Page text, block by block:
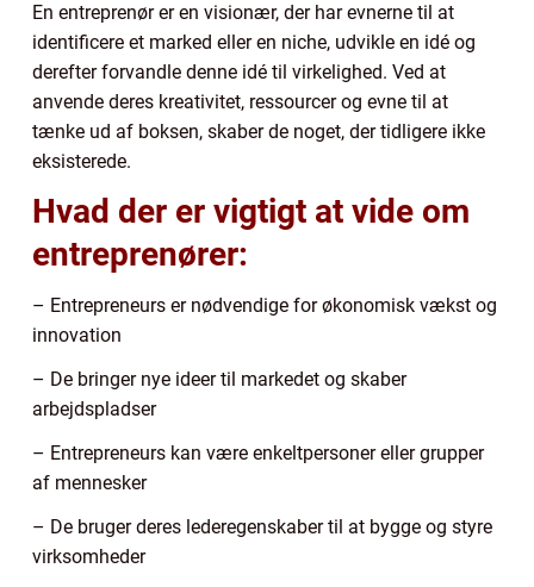
En entreprenør er en visionær, der har evnerne til at
identificere et marked eller en niche, udvikle en idé og
derefter forvandle denne idé til virkelighed. Ved at
anvende deres kreativitet, ressourcer og evne til at
tænke ud af boksen, skaber de noget, der tidligere ikke
eksisterede.
Hvad der er vigtigt at vide om
entreprenører:
– Entrepreneurs er nødvendige for økonomisk vækst og
innovation
– De bringer nye ideer til markedet og skaber
arbejdspladser
– Entrepreneurs kan være enkeltpersoner eller grupper
af mennesker
– De bruger deres lederegenskaber til at bygge og styre
virksomheder